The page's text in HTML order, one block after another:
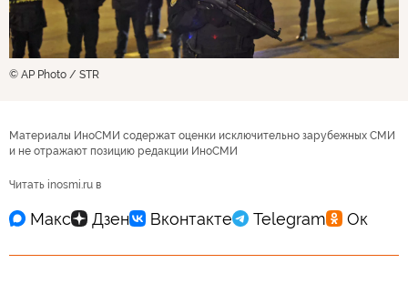
© AP Photo / STR
Материалы ИноСМИ содержат оценки исключительно зарубежных СМИ
и не отражают позицию редакции ИноСМИ
Читать inosmi.ru в